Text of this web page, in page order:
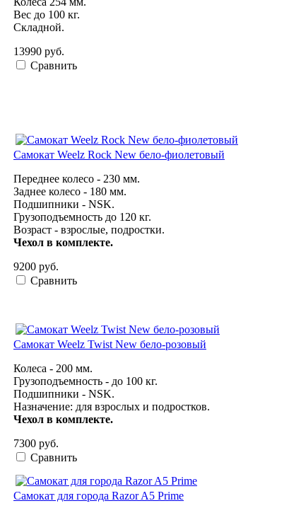
Вес до 100 кг.
Складной.
13990 руб.
Сравнить
Самокат Weelz Rock New бело-фиолетовый
Переднее колесо - 230 мм.
Заднее колесо - 180 мм.
Подшипники - NSK.
Грузоподъемность до 120 кг.
Возраст - взрослые, подростки.
Чехол в комплекте.
9200 руб.
Сравнить
Самокат Weelz Twist New бело-розовый
Колеса - 200 мм.
Грузоподъемность - до 100 кг.
Подшипники - NSK.
Назначение: для взрослых и подростков.
Чехол в комплекте.
7300 руб.
Сравнить
Самокат для города Razor A5 Prime